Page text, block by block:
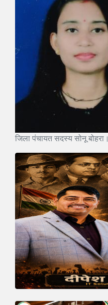
जिला पंचायत सदस्य सोनू बोहरा।